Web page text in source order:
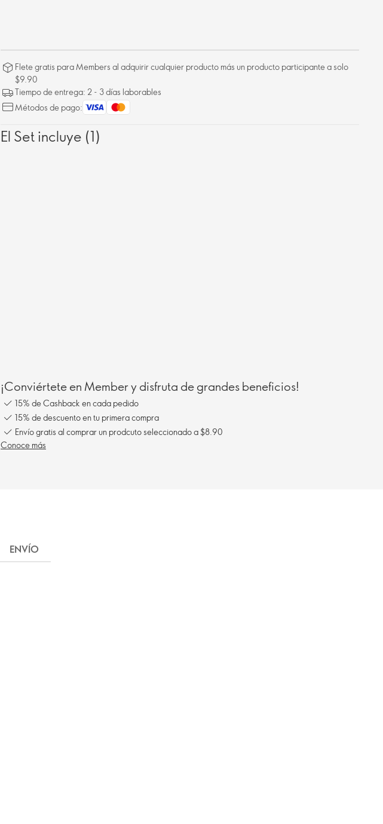
Flete gratis para Members al adquirir cualquier producto más un producto participante a solo
$9.90
Tiempo de entrega: 2 - 3 días laborables
Métodos de pago:
El Set incluye (1)
¡Conviértete en Member y disfruta de grandes beneficios!
15% de Cashback en cada pedido
15% de descuento en tu primera compra
Envío gratis al comprar un prodcuto seleccionado a $8.90
Conoce más
ENVÍO